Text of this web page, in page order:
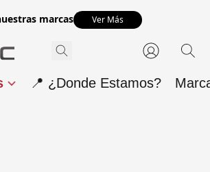
marcas Ver Más
📍 ¿Donde Estamos?